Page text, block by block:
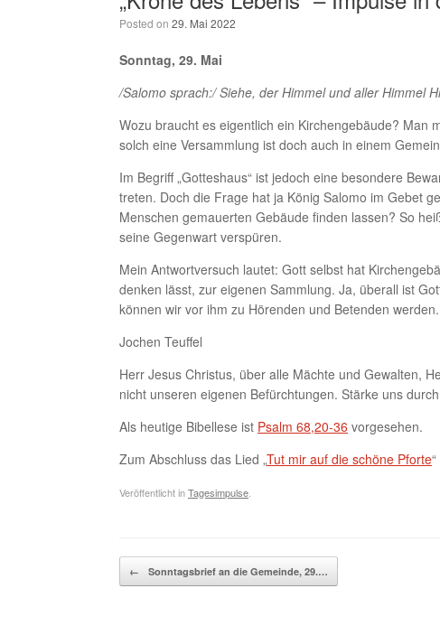
Posted on 29. Mai 2022
Sonntag, 29. Mai
/Salomo sprach:/ Siehe, der Himmel und aller Himmel
Wozu braucht es eigentlich ein Kirchengebäude? Man
solch eine Versammlung ist doch auch in einem
Im Begriff „Gotteshaus“ ist jedoch eine besondere
treten. Doch die Frage hat ja König Salomo im Gebet
Menschen gemauerten Gebäude finden lassen? So
seine Gegenwart verspüren.
Mein Antwortversuch lautet: Gott selbst hat
denken lässt, zur eigenen Sammlung. Ja, überall ist
können wir vor ihm zu Hörenden und Betenden werden.
Jochen Teuffel
Herr Jesus Christus, über alle Mächte und Gewalten,
nicht unseren eigenen Befürchtungen. Stärke uns
Als heutige Bibellese ist Psalm 68,20-36 vorgesehen.
Zum Abschluss das Lied „Tut mir auf die schöne Pforte
Veröffentlicht inTagesimpulse
Beitragsnavigation
← Sonntagsbrief an die Gemeinde, 29.…